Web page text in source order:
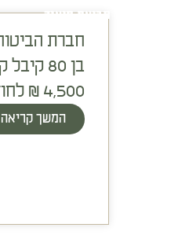
תביעת סיעוד
חברת
בן 80
4,500 ₪ לחודש למשך 60 חודשים
המשך קריאה